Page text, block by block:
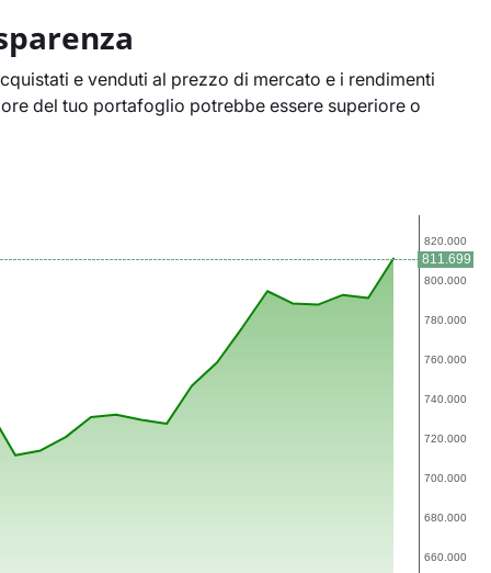
e venduti al prezzo di mercato e i rendimenti
del tuo portafoglio potrebbe essere superiore o